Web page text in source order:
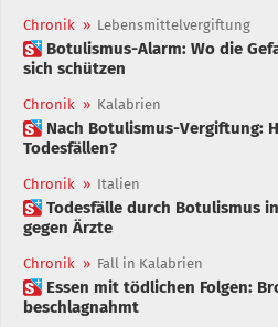
Chronik » Lebensmittelvergiftung
 Botulismus-Alarm: Wo die Gefahren lauern und wie Sie
sich schützen
Chronik » Kalabrien
 Nach Botulismus-Vergiftung: Hygienemängel Schuld an
Todesfällen?
Chronik » Italien
 Todesfälle durch Botulismus in Italien – Ermittlungen
gegen Ärzte
Chronik » Fall in Kalabrien
 Essen mit tödlichen Folgen: Brokkoli italienweit
beschlagnahmt